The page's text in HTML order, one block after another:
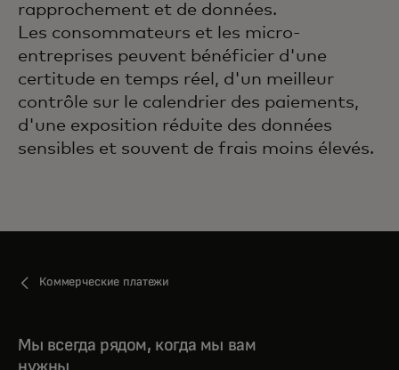
rapprochement et de données.
Les consommateurs et les micro-
entreprises peuvent bénéficier d'une
certitude en temps réel, d'un meilleur
contrôle sur le calendrier des paiements,
d'une exposition réduite des données
sensibles et souvent de frais moins élevés.
Коммерческие платежи
Мы всегда рядом, когда мы вам
нужны